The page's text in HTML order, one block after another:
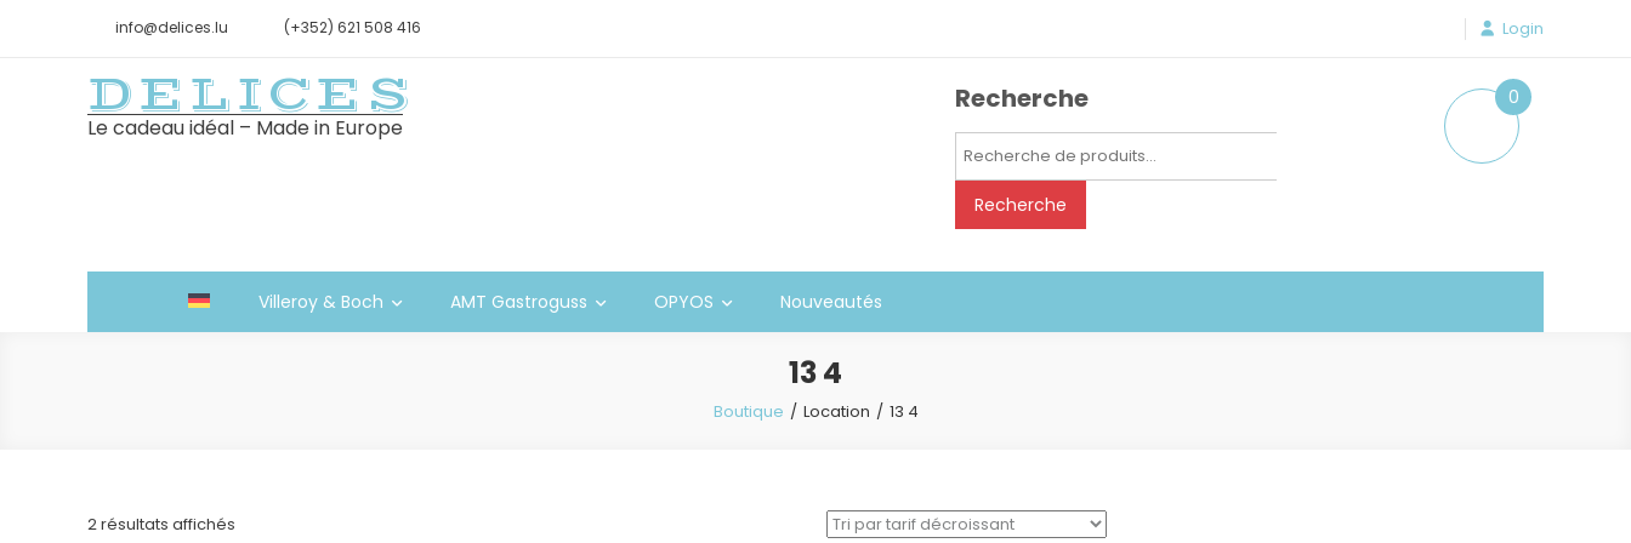
info@delices.lu (+352) 621 508 416 Login
DELICES
Le cadeau idéal – Made in Europe
Recherche
Recherche
Recherche
0
item
Villeroy & Boch AMT Gastroguss OPYOS Nouveautés
13 4
Boutique Location 13 4
2 résultats affichés